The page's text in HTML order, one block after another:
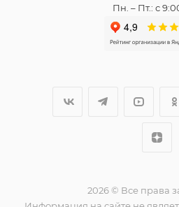
Пн. – Пт.: с
2026 © Все права